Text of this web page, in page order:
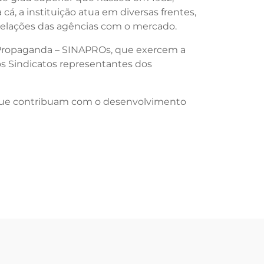
a instituição atua em diversas frentes,
das agências com o mercado.
– SINAPROs, que exercem a
Sindicatos representantes dos
contribuam com o desenvolvimento